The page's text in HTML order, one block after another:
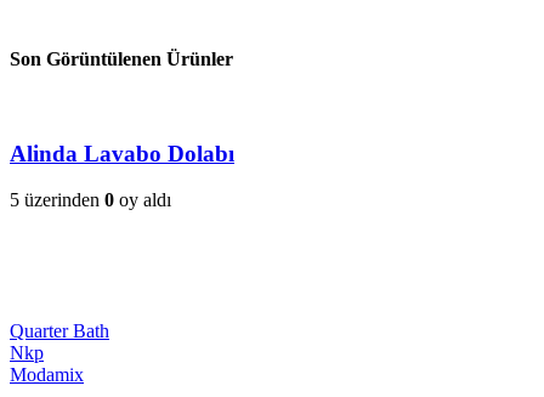
Son Görüntülenen Ürünler
Alinda Lavabo Dolabı
5 üzerinden 0 oy aldı
Quarter Bath
Nkp
Modamix